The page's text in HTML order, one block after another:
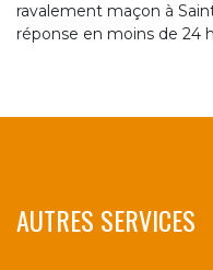
ravalement maçon à
réponse en moins de 24
AUTRES SERVICES